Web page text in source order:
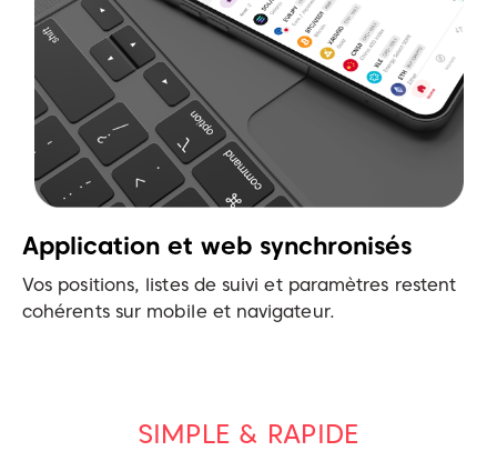
Application et web synchronisés
Vos positions, listes de suivi et paramètres restent
cohérents sur mobile et navigateur.
SIMPLE & RAPIDE